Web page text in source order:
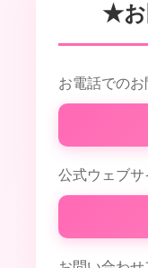
★お
お電話での
公式ウェブサ